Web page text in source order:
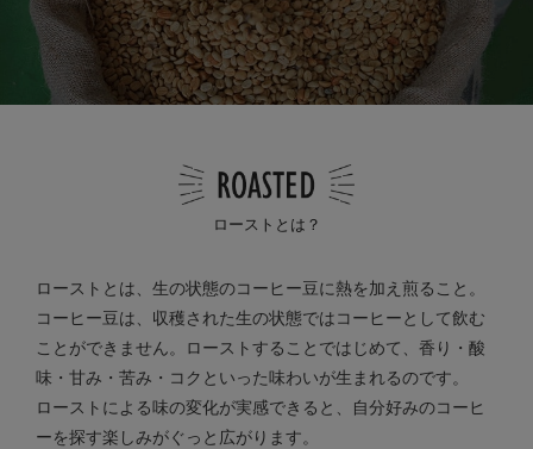
ローストとは？
ローストとは、生の状態のコーヒー豆に熱を加え煎ること。
コーヒー豆は、収穫された生の状態ではコーヒーとして飲む
ことができません。ローストすることではじめて、香り・酸
味・甘み・苦み・コクといった味わいが生まれるのです。
ローストによる味の変化が実感できると、自分好みのコーヒ
ーを探す楽しみがぐっと広がります。